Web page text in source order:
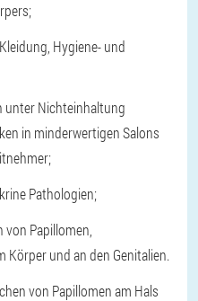
Hygiene- und
unter Nichteinhaltung
in minderwertigen Salons
Pathologien;
Papillomen,
Körper und an den Genitalien.
von Papillomen am Hals